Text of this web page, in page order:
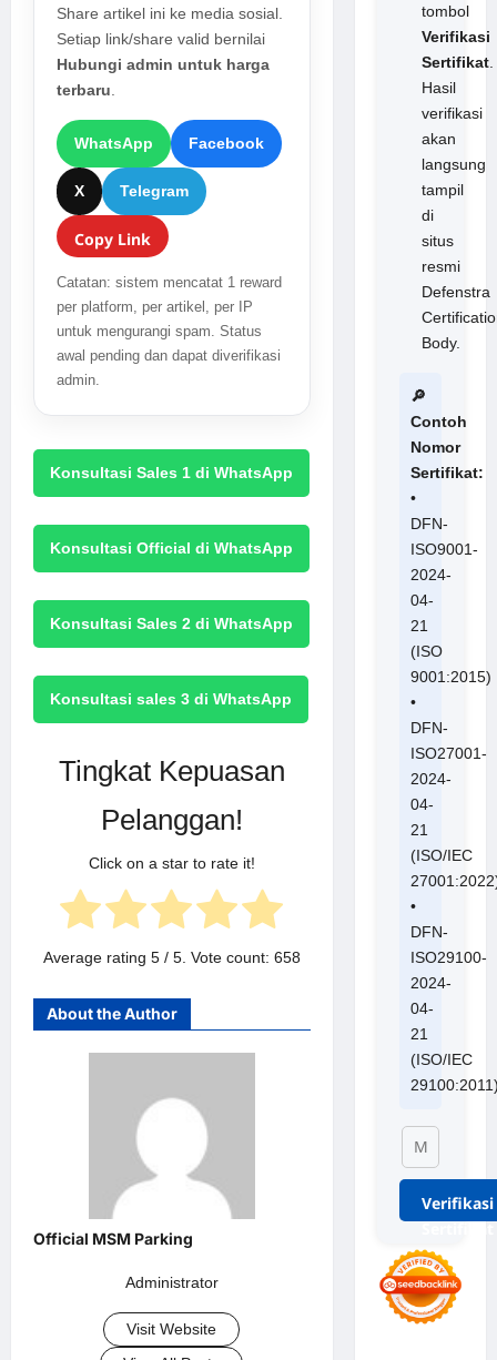
Share artikel ini ke media sosial.
Setiap link/share valid bernilai
Hubungi admin untuk harga
terbaru
WhatsApp Facebook
X Telegram
Copy Link
Catatan: sistem mencatat 1 reward
per platform, per artikel, per IP
untuk mengurangi spam. Status
awal pending dan dapat diverifikasi
admin.
Konsultasi Sales 1 di WhatsApp
Konsultasi Official di WhatsApp
Konsultasi Sales 2 di WhatsApp
Konsultasi sales 3 di WhatsApp
Tingkat Kepuasan
Pelanggan!
Click on a star to rate it!
Average rating 5/ 5. Vote count: 658
About the Author
Administrator
Visit Website
tombol
Verifikasi
Sertifikat.
Hasil
verifikasi
akan
langsung
tampil
di
situs
resmi
Defenstra
Body.
🔎
Contoh
Nomor
Sertifikat:
•
DFN-
ISO9001-
2024-
04-
21
(ISO
9001:2015)
•
DFN-
ISO27001-
2024-
04-
21
(ISO/IEC
•
DFN-
ISO29100-
2024-
04-
21
(ISO/IEC
Verifikasi
Sertifikat